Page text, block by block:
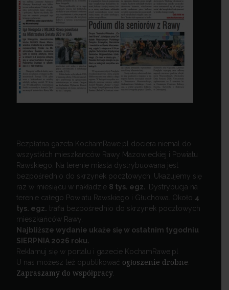
Bezpłatna gazeta KochamRawe.pl dociera niemal do
wszystkich mieszkańców Rawy Mazowieckiej i Powiatu
Rawskiego. Na terenie miasta dystrybuowana jest
bezpośrednio do skrzynek pocztowych. Ukazujemy się
raz w miesiącu w nakładzie 8 tys. egz.
Dystrybucja na
terenie całego Powiatu Rawskiego i Głuchowa. Około 4
tys. egz. trafia bezpośrednio do skrzynek pocztowych
mieszkańców Rawy.
Najbliższe wydanie ukaże się w ostatnim tygodniu
SIERPNIA 2026 roku.
Reklamuj się w portalu i gazecie KochamRawe.pl
U nas możesz też opublikować ogłoszenie drobne
Zapraszamy do współpracy.